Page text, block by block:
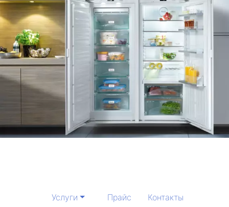
Услуги Прайс Контакты